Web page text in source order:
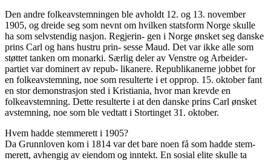
Den andre folkeavstemningen ble avholdt 12. og 13. november
1905, og dreide seg som nevnt om hvilken statsform Norge skulle
ha som selvstendig nasjon. Regjerin- gen i Norge ønsket seg danske
prins Carl og hans hustru prin- sesse Maud. Det var ikke alle som
støttet tanken om monarki. Særlig deler av Venstre og Arbeider-
partiet var dominert av repub- likanere. Republikanerne jobbet for
en folkeavstemning, noe som resulterte i et opprop. 15. oktober fant
en stor demonstrasjon sted i Kristiania, hvor man krevde en
folkeavstemning. Dette resulterte i at den danske prins Carl ønsket
avstemning, noe som ble vedtatt i Stortinget 31. oktober.
Hvem hadde stemmerett i 1905?
Da Grunnloven kom i 1814 var det bare noen få som hadde stem-
merett, avhengig av eiendom og inntekt. En sosial elite skulle ta